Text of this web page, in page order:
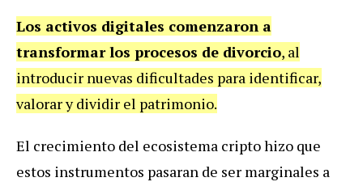
Los activos digitales comenzaron a
transformar los procesos de divorcio, al
introducir nuevas dificultades para identificar,
valorar y dividir el patrimonio.
El crecimiento del ecosistema cripto hizo que
estos instrumentos pasaran de ser marginales a